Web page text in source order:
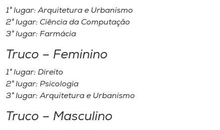
1° lugar: Arquitetura e Urbanismo
2° lugar: Ciência da Computação
3° lugar: Farmácia
Truco – Feminino
1° lugar: Direito
2° lugar: Psicologia
3° lugar: Arquitetura e Urbanismo
Truco – Masculino